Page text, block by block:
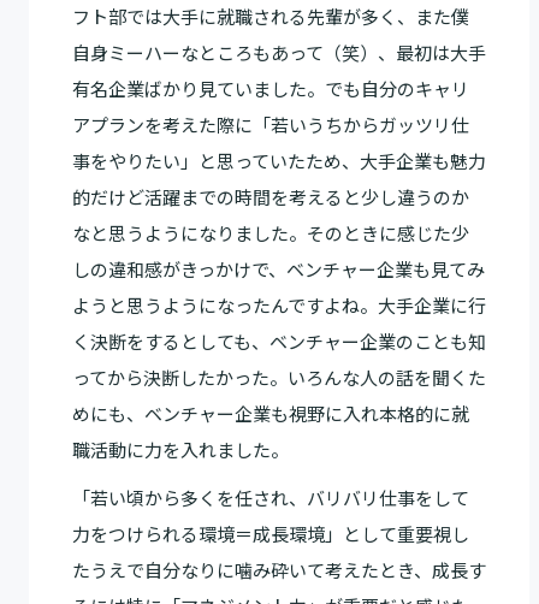
フト部では大手に就職される先輩が多く、また僕
自身ミーハーなところもあって（笑）、最初は大手
有名企業ばかり見ていました。でも自分のキャリ
アプランを考えた際に「若いうちからガッツリ仕
事をやりたい」と思っていたため、大手企業も魅力
的だけど活躍までの時間を考えると少し違うのか
なと思うようになりました。そのときに感じた少
しの違和感がきっかけで、ベンチャー企業も見てみ
ようと思うようになったんですよね。大手企業に行
く決断をするとしても、ベンチャー企業のことも知
ってから決断したかった。いろんな人の話を聞くた
めにも、ベンチャー企業も視野に入れ本格的に就
職活動に力を入れました。
「若い頃から多くを任され、バリバリ仕事をして
力をつけられる環境＝成長環境」として重要視し
たうえで自分なりに噛み砕いて考えたとき、成長す